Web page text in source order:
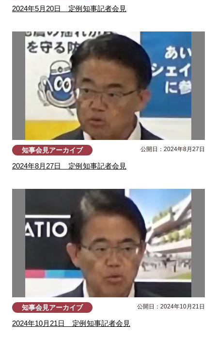
2024年5月20日 定例知事記者会見
知事会見アーカイブ 公開日：2024年8月27日
2024年8月27日 定例知事記者会見
知事会見アーカイブ 公開日：2024年10月21日
2024年10月21日 定例知事記者会見